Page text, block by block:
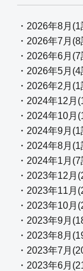
・2026年8月
・2026年7月
・2026年6月
・2026年5月
・2026年2月
・2024年12月
・2024年10月
・2024年9月
・2024年8月
・2024年1月
・2023年12月
・2023年11月
・2023年10月
・2023年9月
・2023年8月
・2023年7月
・2023年6月